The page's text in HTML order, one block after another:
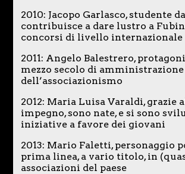
2010: Jacopo Garlasco, studente
contribuisce a dare lustro a
concorsi di livello internazionale
2011: Angelo Balestrero,
mezzo secolo di
dell’associazionismo
2012: Maria Luisa Varaldi, grazie
impegno, sono nate, e si sono
iniziative a favore dei giovani
2013: Mario Faletti, personaggio
prima linea, a vario titolo, in
associazioni del paese